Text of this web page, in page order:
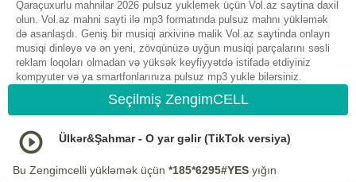
Qaraçuxurlu mahnilar 2026 pulsuz yuklemek üçün Vol.az saytina daxil
olun. Vol.az mahni sayti ilə mp3 formatında pulsuz mahnı yükləmək
də asanlaşdı. Geniş bir musiqi arxivinə malik Vol.az saytinda onlayn
musiqi dinləyə və ən yeni, zövqünüzə uyğun musiqi parçalarını səsli
reklam loqoları olmadan və yüksək keyfiyyətdə istifadə etdiyiniz
kompyuter və ya smartfonlarınıza pulsuz mp3 yukle bilərsiniz.
Seçilmiş ZengimCELL
Ülkər&Şahmar - O yar gəlir (TikTok versiya)
Bu Zengimcelli yükləmək üçün *185*6295#YES yığın